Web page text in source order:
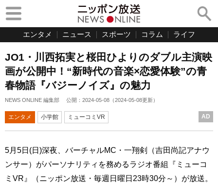
エンタメ ニュース スポーツ コラム ライフ
JO1・川西拓実と桜田ひよりのダブル主演映
画が公開中！“新時代の音楽×恋愛体験”の青
春物語『バジーノイズ』の魅力
NEWS ONLINE 編集部 公開： 2024-05-08 （2024-05-08更新）
エンタメ 小学館 ミューコミVR AD
5月5日(日)深夜、バーチャルMC・一翔剣（吉田尚記アナウ
ンサー）がパーソナリティを務めるラジオ番組『ミューコ
ミVR』（ニッポン放送・毎週日曜日23時30分～）が放送。